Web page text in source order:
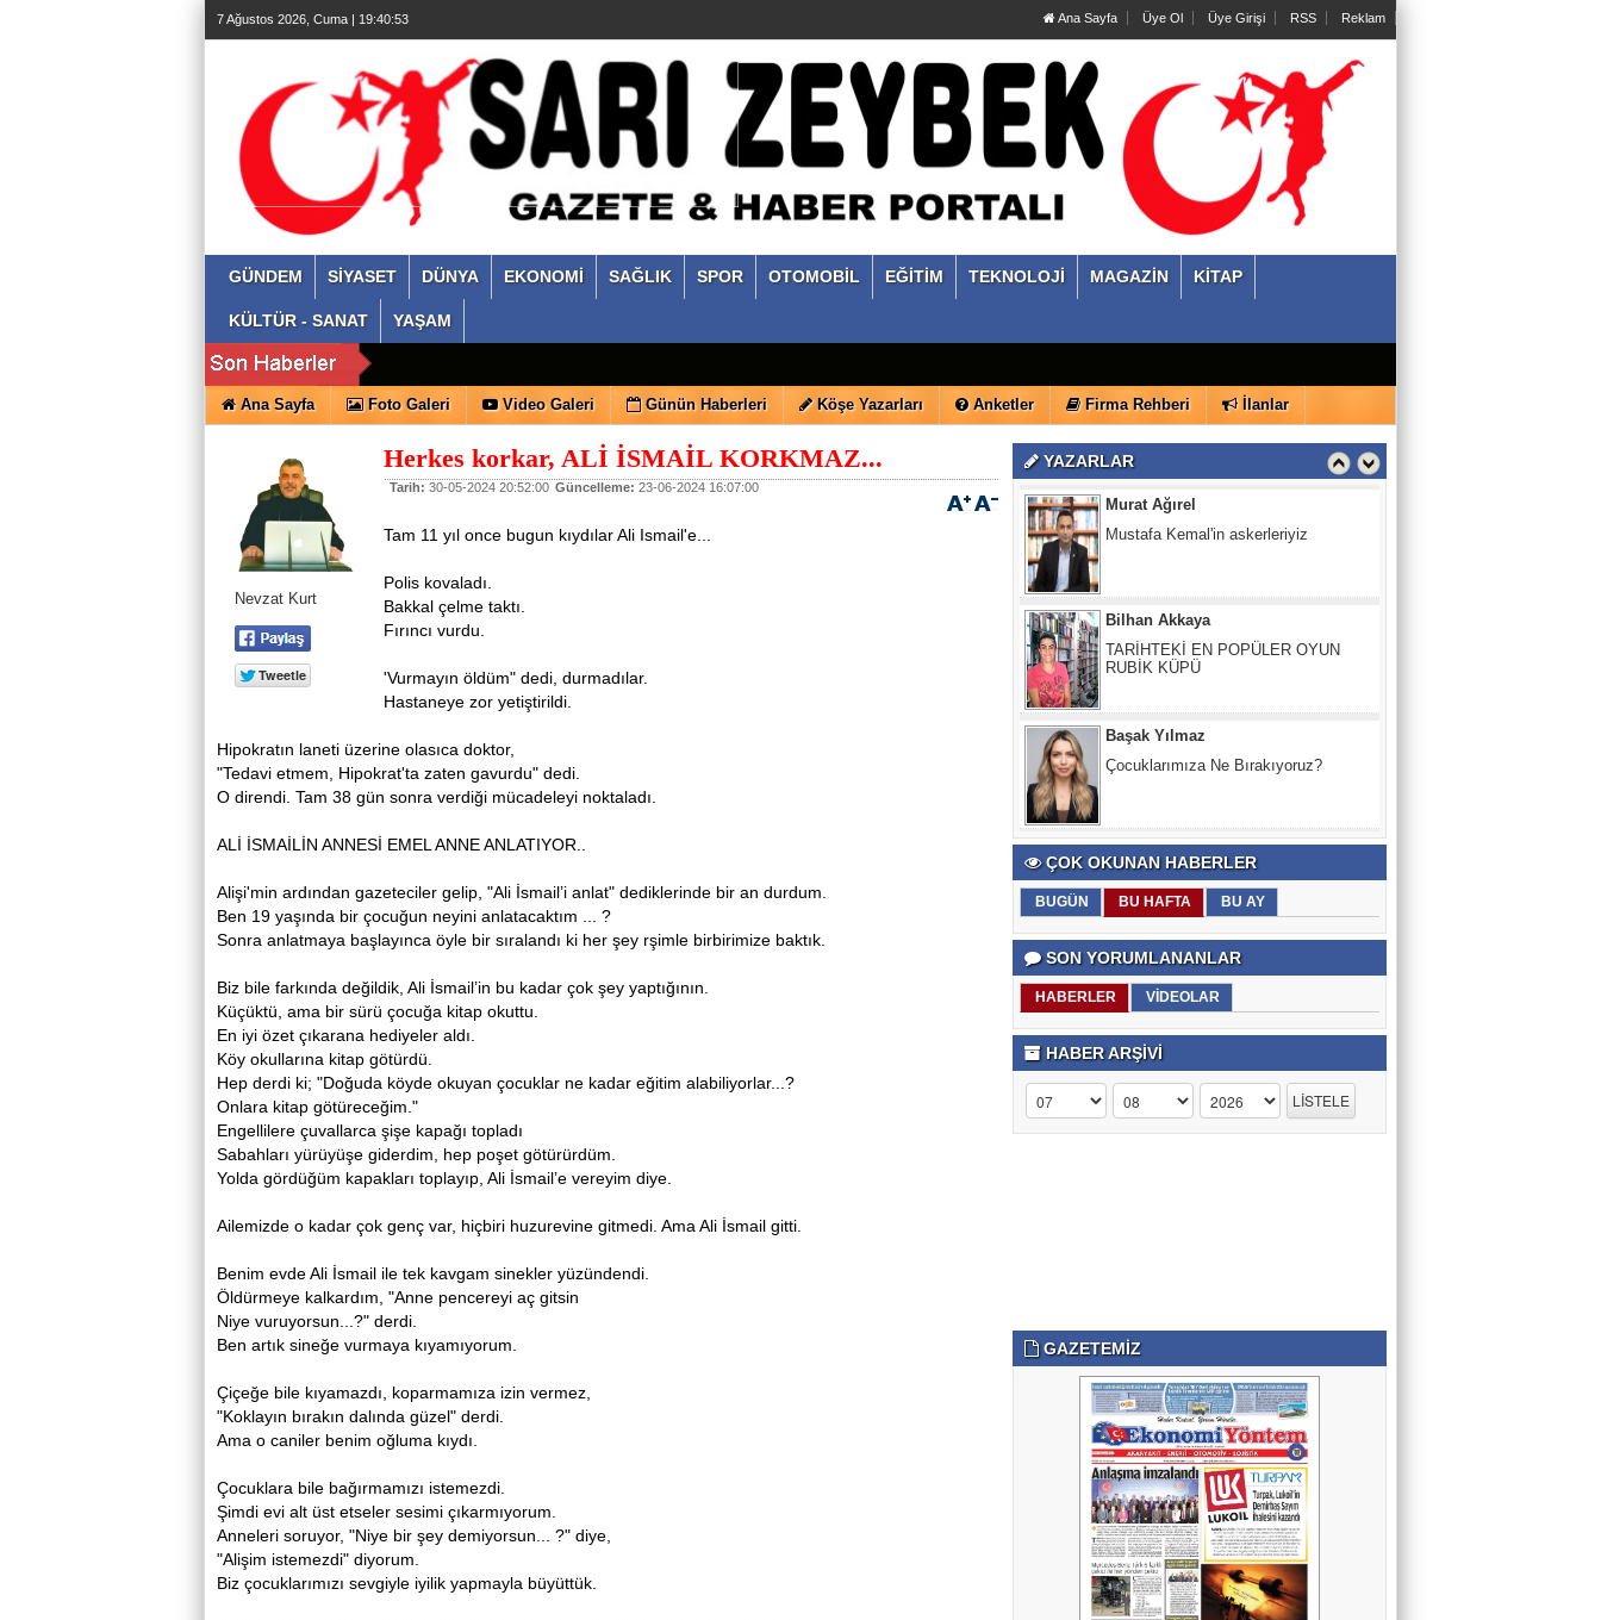
7 Ağustos 2026, Cuma | 19:40:53 Ana Sayfa Üye Ol Üye Girişi RSS Reklam
GÜNDEM SİYASET DÜNYA EKONOMİ SAĞLIK SPOR OTOMOBİL EĞİTİM TEKNOLOJİ MAGAZİN KİTAP
KÜLTÜR - SANAT YAŞAM
Ana Sayfa Foto Galeri Video Galeri Günün Haberleri Köşe Yazarları Anketler Firma Rehberi İlanlar
Nevzat Kurt
Herkes korkar, ALİ İSMAİL KORKMAZ...
Tarih: 30-05-2024 20:52:00 Güncelleme: 23-06-2024 16:07:00
Tam 11 yıl once bugun kıydılar Ali Ismail'e...
Polis kovaladı.
Bakkal çelme taktı.
Fırıncı vurdu.
'Vurmayın öldüm" dedi, durmadılar.
Hastaneye zor yetiştirildi.
Hipokratın laneti üzerine olasıca doktor,
"Tedavi etmem, Hipokrat'ta zaten gavurdu" dedi.
O direndi. Tam 38 gün sonra verdiği mücadeleyi noktaladı.
ALİ İSMAİLİN ANNESİ EMEL ANNE ANLATIYOR..
Alişi'min ardından gazeteciler gelip, "Ali İsmail’i anlat" dediklerinde bir an durdum.
Ben 19 yaşında bir çocuğun neyini anlatacaktım ... ?
Sonra anlatmaya başlayınca öyle bir sıralandı ki her şey rşimle birbirimize baktık.
Biz bile farkında değildik, Ali İsmail’in bu kadar çok şey yaptığının.
Küçüktü, ama bir sürü çocuğa kitap okuttu.
En iyi özet çıkarana hediyeler aldı.
Köy okullarına kitap götürdü.
Hep derdi ki; "Doğuda köyde okuyan çocuklar ne kadar eğitim alabiliyorlar...?
Onlara kitap götüreceğim."
Engellilere çuvallarca şişe kapağı topladı
Sabahları yürüyüşe giderdim, hep poşet götürürdüm.
Yolda gördüğüm kapakları toplayıp, Ali İsmail’e vereyim diye.
Ailemizde o kadar çok genç var, hiçbiri huzurevine gitmedi. Ama Ali İsmail gitti.
Benim evde Ali İsmail ile tek kavgam sinekler yüzündendi.
Öldürmeye kalkardım, "Anne pencereyi aç gitsin
Niye vuruyorsun...?" derdi.
Ben artık sineğe vurmaya kıyamıyorum.
Çiçeğe bile kıyamazdı, koparmamıza izin vermez,
"Koklayın bırakın dalında güzel" derdi.
Ama o caniler benim oğluma kıydı.
Çocuklara bile bağırmamızı istemezdi.
Şimdi evi alt üst etseler sesimi çıkarmıyorum.
Anneleri soruyor, "Niye bir şey demiyorsun... ?" diye,
"Alişim istemezdi" diyorum.
Biz çocuklarımızı sevgiyle iyilik yapmayla büyüttük.
YAZARLAR
Umut M. Berberoğlu
Açık Oy, Gizli Tasnif Sancısı ve
Demokrasinin İlk Çok Partili Sınavı:
1946 Seçimleri
Mert Eryılmaz
Türkiye Cumhuriyeti'nin Kurucu Senedi:
Lozan Barış Antlaşması’nın Tarihsel
Gerçekliği ve
Yekta Güngör Özden
Murat Ağırel
Mustafa Kemal'in askerleriyiz
Bilhan Akkaya
Başak Yılmaz
Çocuklarımıza Ne Bırakıyoruz?
Nevzat Kurt
ÇOK OKUNAN HABERLER
BUGÜN BU HAFTA BU AY
SON YORUMLANANLAR
HABERLER VİDEOLAR
HABER ARŞİVİ
GAZETEMİZ